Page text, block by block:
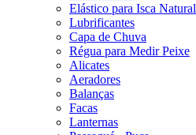
Elástico para Isca Natural
Lubrificantes
Capa de Chuva
Régua para Medir Peixe
Alicates
Aeradores
Balanças
Facas
Lanternas